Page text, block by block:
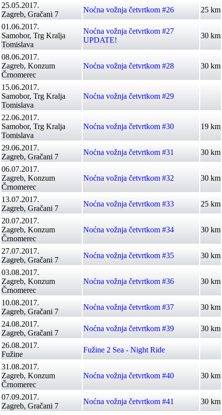
25.05.2017.
Zagreb, Gračani 7
Noćna vožnja četvrtkom #26
25 km
01.06.2017.
Samobor, Trg Kralja
Tomislava
Noćna vožnja četvrtkom #27
UPDATE!
30 km
08.06.2017.
Zagreb, Konzum
Črnomerec
Noćna vožnja četvrtkom #28 30 km
15.06.2017.
Samobor, Trg Kralja
Tomislava
Noćna vožnja četvrtkom #29
22.06.2017.
Samobor, Trg Kralja
Tomislava
Noćna vožnja četvrtkom #30 19 km
29.06.2017.
Zagreb, Gračani 7
Noćna vožnja četvrtkom #31
30 km
06.07.2017.
Zagreb, Konzum
Črnomerec
Noćna vožnja četvrtkom #32 30 km
13.07.2017.
Zagreb, Gračani 7
Noćna vožnja četvrtkom #33
25 km
20.07.2017.
Zagreb, Konzum
Črnomerec
Noćna vožnja četvrtkom #34 30 km
27.07.2017.
Zagreb, Gračani 7
Noćna vožnja četvrtkom #35
30 km
03.08.2017.
Zagreb, Konzum
Črnomerec
Noćna vožnja četvrtkom #36 30 km
10.08.2017.
Zagreb, Gračani 7
Noćna vožnja četvrtkom #37
30 km
24.08.2017.
Zagreb, Gračani 7
Noćna vožnja četvrtkom #39
30 km
26.08.2017.
Fužine
Fužine 2 Sea - Night Ride
31.08.2017.
Zagreb, Konzum
Črnomerec
Noćna vožnja četvrtkom #40 30 km
07.09.2017.
Zagreb, Gračani 7
Noćna vožnja četvrtkom #41
30 km